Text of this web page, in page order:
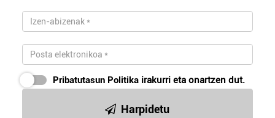
Pribatutasun Politika irakurri eta onartzen dut.
Harpidetu